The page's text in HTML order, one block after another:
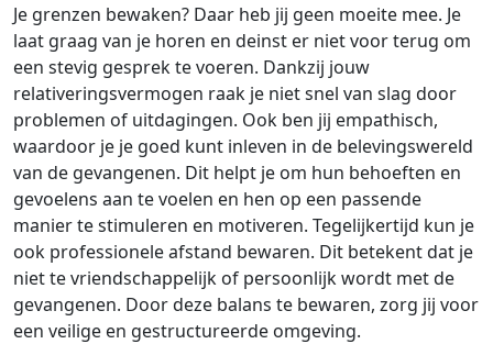
Je grenzen bewaken? Daar heb jij geen moeite mee. Je
laat graag van je horen en deinst er niet voor terug om
een stevig gesprek te voeren. Dankzij jouw
relativeringsvermogen raak je niet snel van slag door
problemen of uitdagingen. Ook ben jij empathisch,
waardoor je je goed kunt inleven in de belevingswereld
van de gevangenen. Dit helpt je om hun behoeften en
gevoelens aan te voelen en hen op een passende
manier te stimuleren en motiveren. Tegelijkertijd kun je
ook professionele afstand bewaren. Dit betekent dat je
niet te vriendschappelijk of persoonlijk wordt met de
gevangenen. Door deze balans te bewaren, zorg jij voor
een veilige en gestructureerde omgeving.